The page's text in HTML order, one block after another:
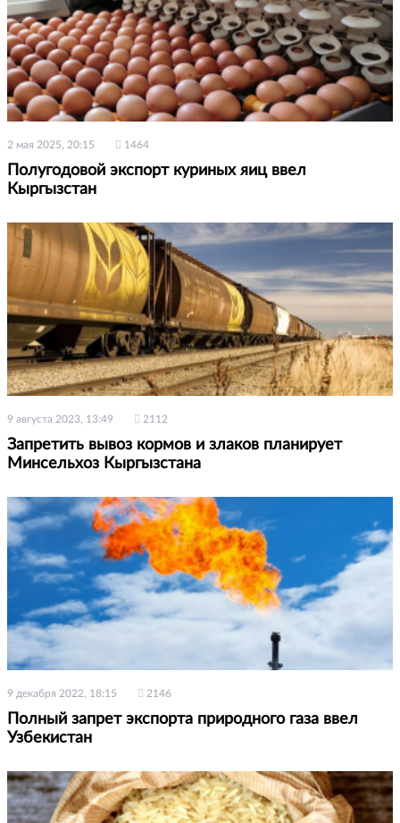
2 мая 2025, 20:15 1464
Полугодовой экспорт куриных яиц ввел
Кыргызстан
9 августа 2023, 13:49 2112
Запретить вывоз кормов и злаков планирует
Минсельхоз Кыргызстана
9 декабря 2022, 18:15 2146
Полный запрет экспорта природного газа ввел
Узбекистан